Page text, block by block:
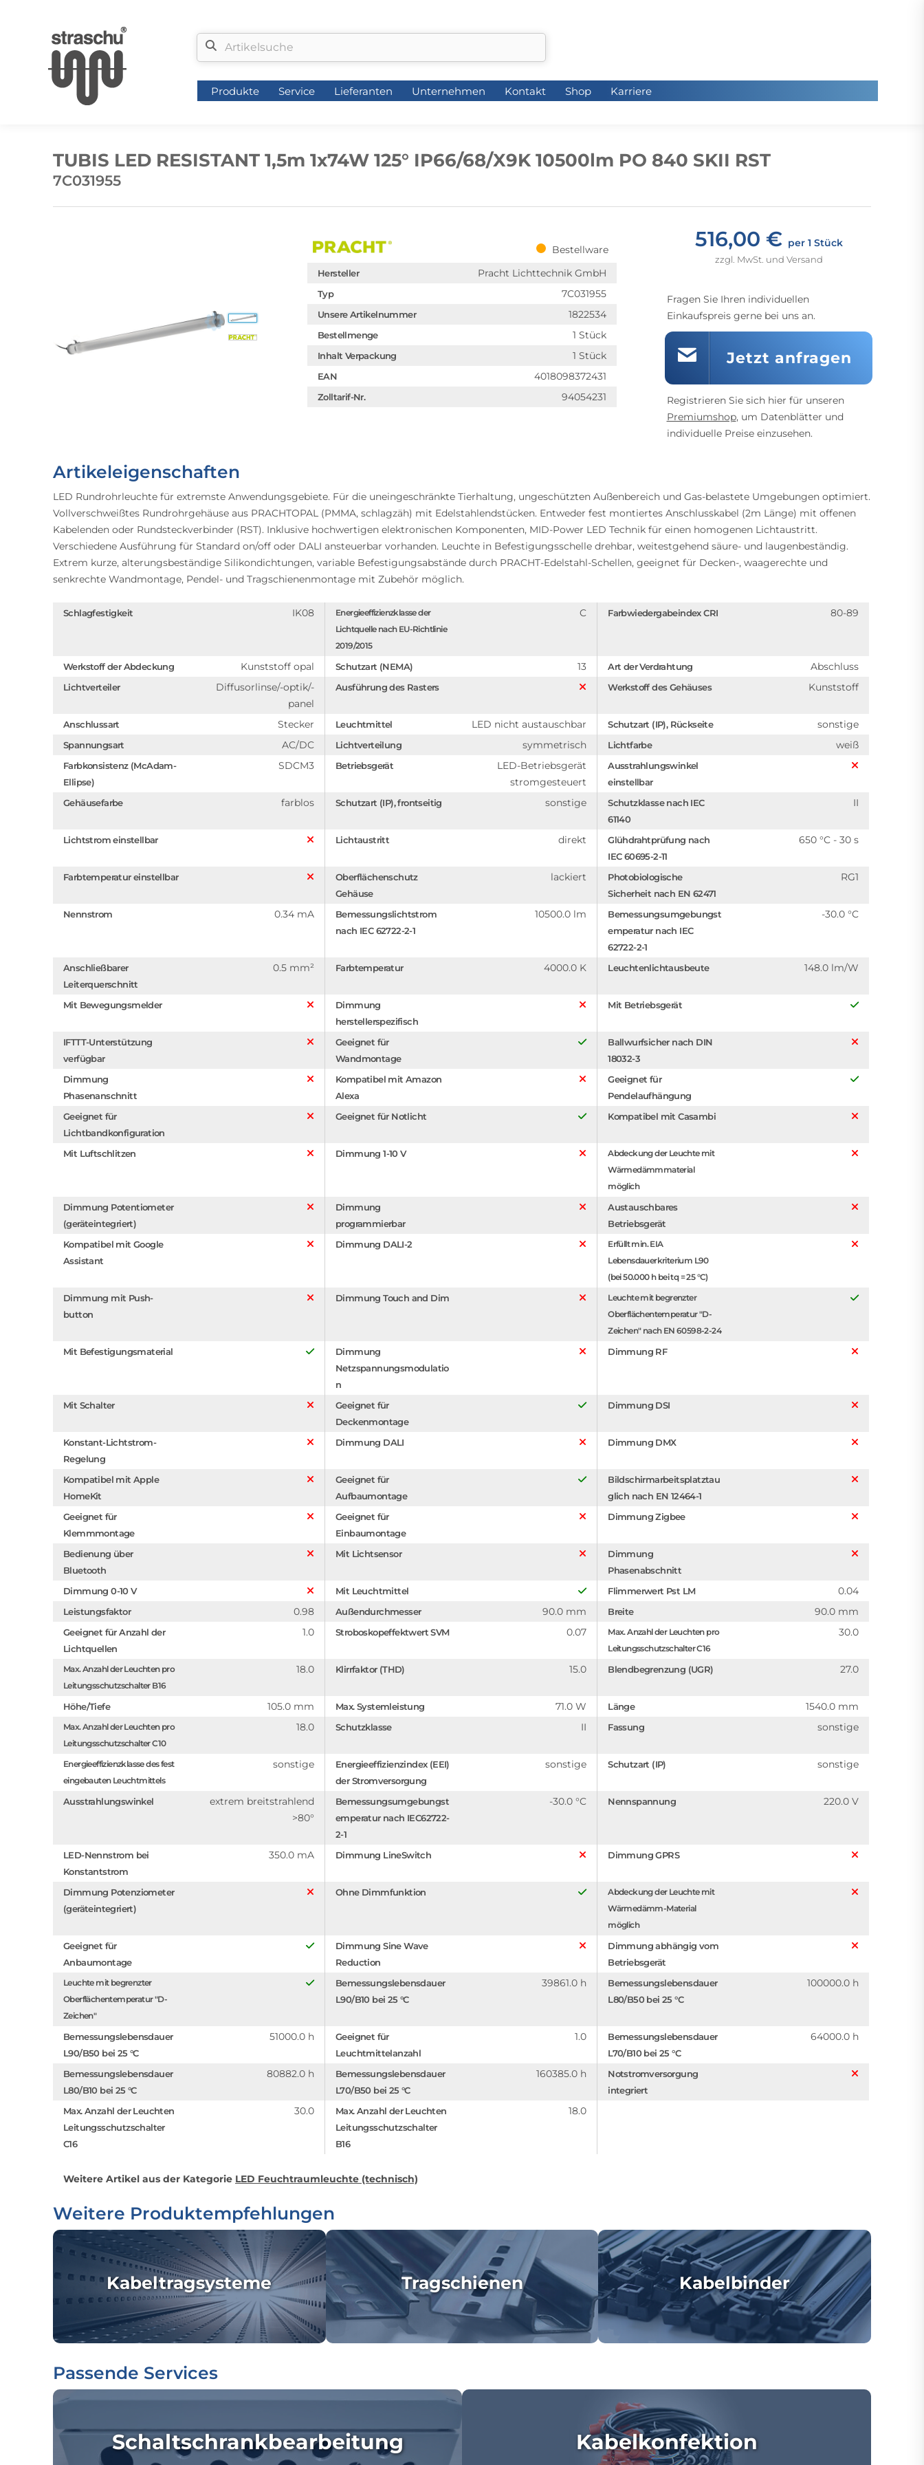
Produkte Service Lieferanten Unternehmen Kontakt Shop Karriere
TUBIS LED RESISTANT 1,5m 1x74W 125° IP66/68/X9K 10500lm PO 840 SKII RST
7C031955
Bestellware
Hersteller Pracht Lichttechnik GmbH
Typ 7C031955
Unsere Artikelnummer 1822534
Bestellmenge 1 Stück
Inhalt Verpackung 1 Stück
EAN 4018098372431
Zolltarif-Nr. 94054231
516,00 € per 1 Stück
zzgl. MwSt. und Versand
Fragen Sie Ihren individuellen
Einkaufspreis gerne bei uns an.
Jetzt anfragen
Registrieren Sie sich hier für unseren
Premiumshop, um Datenblätter und
individuelle Preise einzusehen.
Artikeleigenschaften
LED Rundrohrleuchte für extremste Anwendungsgebiete. Für die uneingeschränkte Tierhaltung, ungeschützten Außenbereich und Gas-belastete Umgebungen optimiert.
Vollverschweißtes Rundrohrgehäuse aus PRACHTOPAL (PMMA, schlagzäh) mit Edelstahlendstücken. Entweder fest montiertes Anschlusskabel (2m Länge) mit offenen
Kabelenden oder Rundsteckverbinder (RST). Inklusive hochwertigen elektronischen Komponenten, MID-Power LED Technik für einen homogenen Lichtaustritt.
Verschiedene Ausführung für Standard on/off oder DALI ansteuerbar vorhanden. Leuchte in Befestigungsschelle drehbar, weitestgehend säure- und laugenbeständig.
Extrem kurze, alterungsbeständige Silikondichtungen, variable Befestigungsabstände durch PRACHT-Edelstahl-Schellen, geeignet für Decken-, waagerechte und
senkrechte Wandmontage, Pendel- und Tragschienenmontage mit Zubehör möglich.
Schlagfestigkeit IK08
Energieeffizienzklasse der
Lichtquelle nach EU-Richtlinie
2019/2015
C Farbwiedergabeindex CRI 80-89
Werkstoff der Abdeckung Kunststoff opal Schutzart (NEMA) 13 Art der Verdrahtung Abschluss
Lichtverteiler
Diffusorlinse/-optik/-
panel
Ausführung des Rasters Werkstoff des Gehäuses Kunststoff
Anschlussart Stecker Leuchtmittel LED nicht austauschbar Schutzart (IP), Rückseite sonstige
Spannungsart AC/DC Lichtverteilung symmetrisch Lichtfarbe weiß
Farbkonsistenz (McAdam-
Ellipse)
SDCM3 Betriebsgerät
LED-Betriebsgerät
stromgesteuert
Ausstrahlungswinkel
einstellbar
Gehäusefarbe
farblos Schutzart (IP), frontseitig sonstige
Schutzklasse nach IEC
61140
II
Lichtstrom einstellbar Lichtaustritt direkt
Glühdrahtprüfung nach
IEC 60695-2-11
650 °C - 30 s
Farbtemperatur einstellbar
Oberflächenschutz
Gehäuse
lackiert
Photobiologische
Sicherheit nach EN 62471
RG1
Nennstrom 0.34 mA
Bemessungslichtstrom
nach IEC 62722-2-1
10500.0 lm
Bemessungsumgebungst
emperatur nach IEC
62722-2-1
-30.0 °C
Anschließbarer
Leiterquerschnitt
0.5 mm² Farbtemperatur 4000.0 K Leuchtenlichtausbeute 148.0 lm/W
Mit Bewegungsmelder
Dimmung
herstellerspezifisch
Mit Betriebsgerät
IFTTT-Unterstützung
verfügbar
Geeignet für
Wandmontage
Ballwurfsicher nach DIN
18032-3
Dimmung
Phasenanschnitt
Kompatibel mit Amazon
Alexa
Geeignet für
Pendelaufhängung
Geeignet für
Lichtbandkonfiguration
Geeignet für Notlicht Kompatibel mit Casambi
Mit Luftschlitzen Dimmung 1-10 V
Abdeckung der Leuchte mit
Wärmedämmmaterial
möglich
Dimmung Potentiometer
(geräteintegriert)
Dimmung
programmierbar
Austauschbares
Betriebsgerät
Kompatibel mit Google
Assistant
Dimmung DALI-2
Erfüllt min. EIA
Lebensdauerkriterium L90
(bei 50.000 h bei tq = 25 °C)
Dimmung mit Push-
button
Dimmung Touch and Dim
Leuchte mit begrenzter
Oberflächentemperatur "D-
Zeichen" nach EN 60598-2-24
Mit Befestigungsmaterial
Dimmung
Netzspannungsmodulatio
n
Dimmung RF
Mit Schalter
Geeignet für
Deckenmontage
Dimmung DSI
Konstant-Lichtstrom-
Regelung
Dimmung DALI Dimmung DMX
Kompatibel mit Apple
HomeKit
Geeignet für
Aufbaumontage
Bildschirmarbeitsplatztau
glich nach EN 12464-1
Geeignet für
Klemmmontage
Geeignet für
Einbaumontage
Dimmung Zigbee
Bedienung über
Bluetooth
Mit Lichtsensor
Dimmung
Phasenabschnitt
Dimmung 0-10 V
Mit Leuchtmittel Flimmerwert Pst LM 0.04
Leistungsfaktor 0.98 Außendurchmesser 90.0 mm Breite 90.0 mm
Geeignet für Anzahl der
Lichtquellen
1.0 Stroboskopeffektwert SVM 0.07
Max. Anzahl der Leuchten pro
Leitungsschutzschalter C16
30.0
Max. Anzahl der Leuchten pro
Leitungsschutzschalter B16
18.0 Klirrfaktor (THD) 15.0 Blendbegrenzung (UGR) 27.0
Höhe/Tiefe 105.0 mm Max. Systemleistung 71.0 W Länge 1540.0 mm
Max. Anzahl der Leuchten pro
Leitungsschutzschalter C10
18.0 Schutzklasse II Fassung sonstige
Energieeffizienzklasse des fest
eingebauten Leuchtmittels
sonstige
Energieeffizienzindex (EEI)
der Stromversorgung
sonstige Schutzart (IP) sonstige
Ausstrahlungswinkel
extrem breitstrahlend
>80°
Bemessungsumgebungst
emperatur nach IEC62722-
2-1
-30.0 °C Nennspannung 220.0 V
LED-Nennstrom bei
Konstantstrom
350.0 mA Dimmung LineSwitch Dimmung GPRS
Dimmung Potenziometer
(geräteintegriert)
Ohne Dimmfunktion
Abdeckung der Leuchte mit
Wärmedämm-Material
möglich
Geeignet für
Anbaumontage
Dimmung Sine Wave
Reduction
Dimmung abhängig vom
Betriebsgerät
Leuchte mit begrenzter
Oberflächentemperatur "D-
Zeichen"
Bemessungslebensdauer
L90/B10 bei 25 °C
39861.0 h
Bemessungslebensdauer
L80/B50 bei 25 °C
100000.0 h
Bemessungslebensdauer
L90/B50 bei 25 °C
51000.0 h
Geeignet für
Leuchtmittelanzahl
1.0
Bemessungslebensdauer
L70/B10 bei 25 °C
64000.0 h
Bemessungslebensdauer
L80/B10 bei 25 °C
80882.0 h
Bemessungslebensdauer
L70/B50 bei 25 °C
160385.0 h
Notstromversorgung
integriert
Max. Anzahl der Leuchten
Leitungsschutzschalter
C16
30.0
Max. Anzahl der Leuchten
Leitungsschutzschalter
B16
18.0
Weitere Artikel aus der Kategorie LED Feuchtraumleuchte (technisch)
Weitere Produktempfehlungen
Kabeltragsysteme Tragschienen Kabelbinder
Passende Services
Schaltschrankbearbeitung Kabelkonfektion
Produkte Service Lieferanten Unternehmen Kontakt